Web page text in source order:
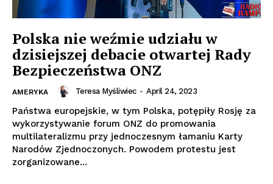
Polska nie weźmie udziału w
dzisiejszej debacie otwartej Rady
Bezpieczeństwa ONZ
AMERYKA Teresa Myśliwiec - April 24, 2023
Państwa europejskie, w tym Polska, potępiły Rosję za
wykorzystywanie forum ONZ do promowania
multilateralizmu przy jednoczesnym łamaniu Karty
Narodów Zjednoczonych. Powodem protestu jest
zorganizowane...